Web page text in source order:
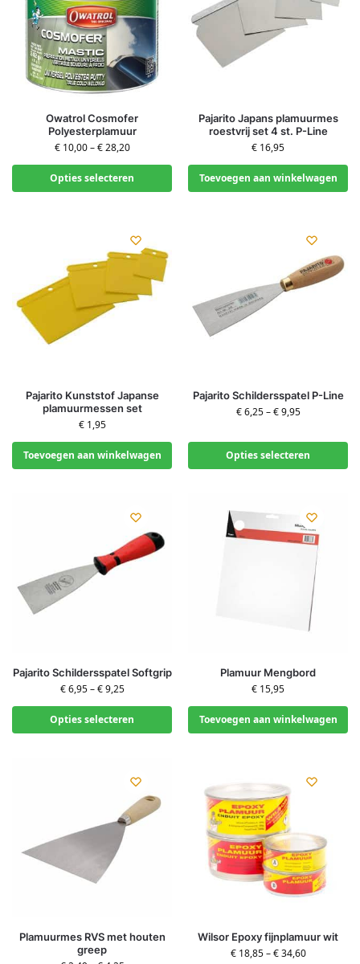
Owatrol Cosmofer
Polyesterplamuur
€10,00–€28,20
Opties selecteren
Pajarito Japans plamuurmes
roestvrij set 4 st. P-Line
€ 16,95
Toevoegen aan winkelwagen
Pajarito Kunststof Japanse
plamuurmessen set
€1,95
Toevoegen aan winkelwagen
Pajarito Schildersspatel P-Line
€6,25–€9,95
Opties selecteren
Pajarito Schildersspatel Softgrip
€6,95–€9,25
Opties selecteren
Plamuur Mengbord
€ 15,95
Toevoegen aan winkelwagen
Plamuurmes RVS met houten
greep
Wilsor Epoxy fijnplamuur wit
€18,85–€34,60